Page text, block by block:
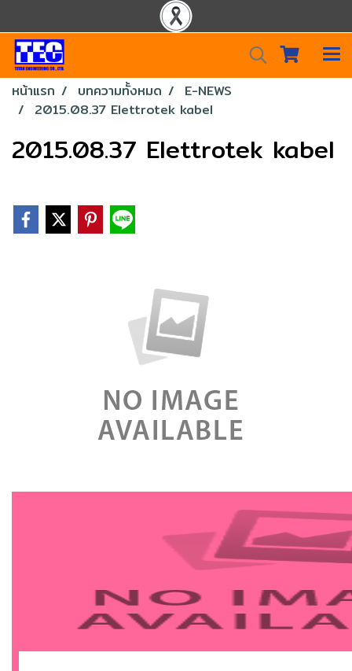
หน้าแรก บทความทั้งหมด
E-NEWS
2015.08.37 Elettrotek kabel
2015.08.37 Elettrotek kabel